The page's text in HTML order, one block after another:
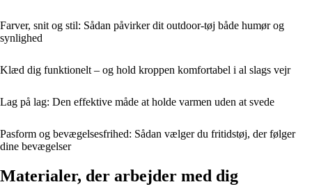
Farver, snit og stil: Sådan påvirker dit outdoor-tøj både humør og
synlighed
Klæd dig funktionelt – og hold kroppen komfortabel i al slags vejr
Lag på lag: Den effektive måde at holde varmen uden at svede
Pasform og bevægelsesfrihed: Sådan vælger du fritidstøj, der følger
dine bevægelser
Materialer, der arbejder med dig